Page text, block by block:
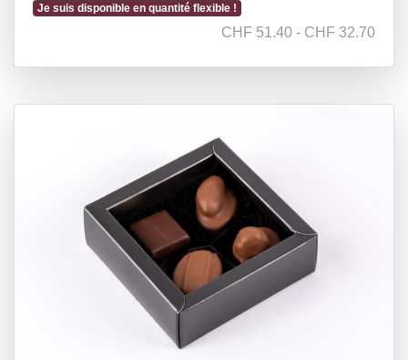
Je suis disponible en quantité flexible !
CHF 51.40 - CHF 32.70